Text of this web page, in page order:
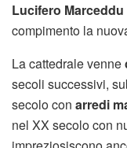
Lucifero Marceddu
compimento la
La cattedrale venne
secoli successivi,
secolo con arredi
nel XX secolo con